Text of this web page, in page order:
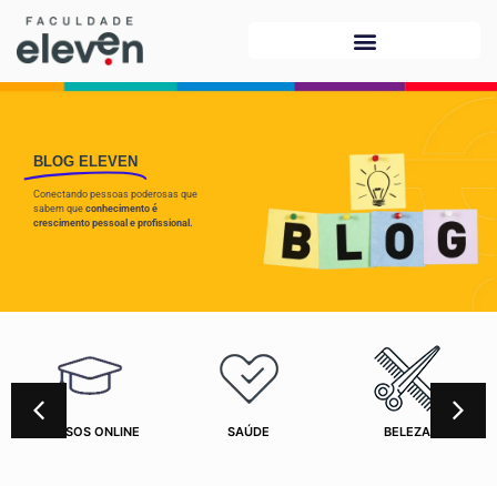
BLOG ELEVEN
Conectando pessoas poderosas que
sabem que conhecimento é
crescimento pessoal e profissional.
CURSOS ONLINE SAÚDE BELEZA